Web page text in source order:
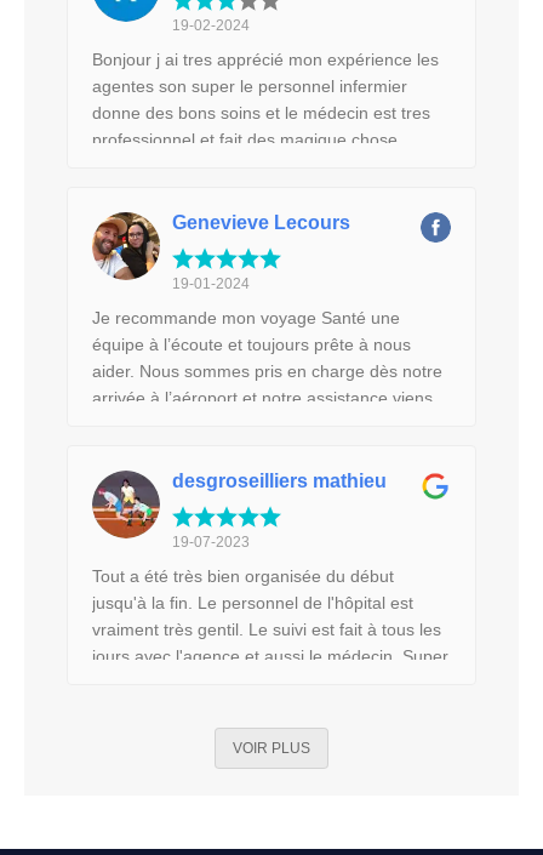
Moez Kallel ! Très sympatique et à l'écoute, il
chambre à savoir comment j'allais! Et sans
oublier la douceur de la kinesiologue.Mme
Kallel,ses massages font tellement de bien! 🤩
jai prise des séances en plus Et tout ca pour
19-02-2024
Bonjour j ai tres apprécié mon expérience les
agentes son super le personnel infermier
donne des bons soins et le médecin est tres
professionnel et fait des magique chose
Genevieve Lecours
19-01-2024
Je recommande mon voyage Santé une
équipe à l’écoute et toujours prête à nous
aider. Nous sommes pris en charge dès notre
arrivée à l’aéroport et notre assistance viens
son travail et qui a répondue à mes
nombreuses questions . Et que dire du
chirurgien..Dr.kallel un homme avec beaucoup
nous mettre en confiance et surtout nous
conseille judicieusement. J’ai adorée le
service que j’ai reçu avec l’agence mon
voyage santé et si cette aventure serais à
êtes des anges ♥️🙏🏻♥️
desgroseilliers mathieu
19-07-2023
Tout a été très bien organisée du début
jusqu'à la fin. Le personnel de l'hôpital est
vraiment très gentil. Le suivi est fait à tous les
jours avec l'agence et aussi le médecin. Super
reine. Je vous recommande cette agence
VOIR PLUS